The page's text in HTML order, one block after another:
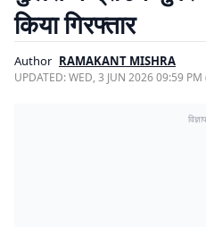
किया गिरफ्तार
Author RAMAKANT MISHRA
UPDATED:WED, 3 JUN 2026 09:59 PM